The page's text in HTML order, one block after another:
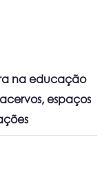
na educação
espaços